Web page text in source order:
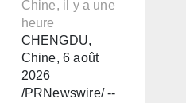
Chine, il y a une
heure
CHENGDU,
Chine, 6 août
2026
/PRNewswire/ --